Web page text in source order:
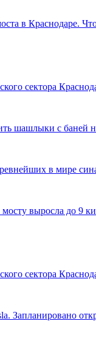
в Краснодаре.
сектора
шашлыки с баней
в мире
выросла до 9
сектора
Запланировано